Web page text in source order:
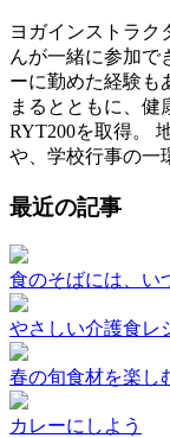
ヨガインストラク
んが一緒に参加で
ーに勤めた経験も
まるとともに、健
RYT200を取得。
や、学校行事の一
最近の記事
食のそばには、い
やさしい介護食レ
春の旬食材を楽し
カレーにしよう